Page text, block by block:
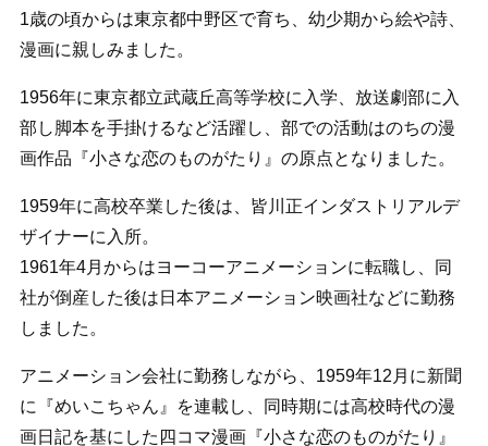
1歳の頃からは東京都中野区で育ち、幼少期から絵や詩、
漫画に親しみました。
1956年に東京都立武蔵丘高等学校に入学、放送劇部に入
部し脚本を手掛けるなど活躍し、部での活動はのちの漫
画作品『小さな恋のものがたり』の原点となりました。
1959年に高校卒業した後は、皆川正インダストリアルデ
ザイナーに入所。
1961年4月からはヨーコーアニメーションに転職し、同
社が倒産した後は日本アニメーション映画社などに勤務
しました。
アニメーション会社に勤務しながら、1959年12月に新聞
に『めいこちゃん』を連載し、同時期には高校時代の漫
画日記を基にした四コマ漫画『小さな恋のものがたり』